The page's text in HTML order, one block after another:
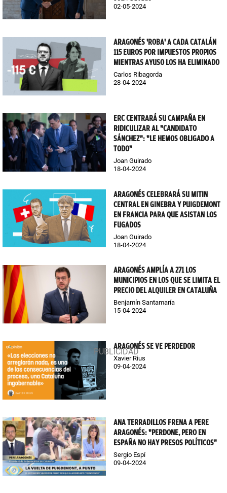
02-05-2024
ARAGONÉS 'ROBA' A CADA CATALÁN
115 EUROS POR IMPUESTOS PROPIOS
MIENTRAS AYUSO LOS HA ELIMINADO
Carlos Ribagorda
28-04-2024
ERC CENTRARÁ SU CAMPAÑA EN
RIDICULIZAR AL "CANDIDATO
SÁNCHEZ": "LE HEMOS OBLIGADO A
TODO"
Joan Guirado
18-04-2024
ARAGONÉS CELEBRARÁ SU MITIN
CENTRAL EN GINEBRA Y PUIGDEMONT
EN FRANCIA PARA QUE ASISTAN LOS
FUGADOS
Joan Guirado
18-04-2024
ARAGONÉS AMPLÍA A 271 LOS
MUNICIPIOS EN LOS QUE SE LIMITA EL
PRECIO DEL ALQUILER EN CATALUÑA
Benjamín Santamaría
15-04-2024
ARAGONÉS SE VE PERDEDOR
Xavier Rius
09-04-2024
ANA TERRADILLOS FRENA A PERE
ARAGONÉS: "PERDONE, PERO EN
ESPAÑA NO HAY PRESOS POLÍTICOS"
Sergio Espí
09-04-2024